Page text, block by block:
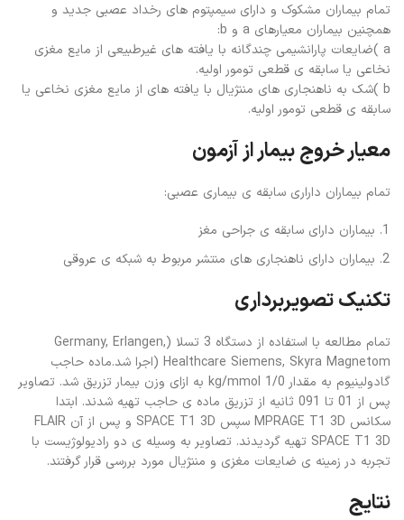
تمام بیماران مشکوک و دارای سیمپتوم های رخداد عصبی جدید و
همچنین بیماران معیارهای a و b:
a )ضایعات پارانشیمی چندگانه با یافته های غیرطبیعی از مایع مغزی
نخاعی یا سابقه ی قطعی تومور اولیه.
b )شک به ناهنجاری های مننژیال با یافته های از مایع مغزی نخاعی یا
سابقه ی قطعی تومور اولیه.
معیار خروج بیمار از آزمون
تمام بیماران داراری سابقه ی بیماری عصبی:
بیماران دارای سابقه ی جراحی مغز
بیماران دارای ناهنجاری های منتشر مربوط به شبکه ی عروقی
تکنیک تصویربرداری
تمام مطالعه با استفاده از دستگاه 3 تسلا (Germany, Erlangen,
Healthcare Siemens, Skyra Magnetom (اجرا شد.ماده حاجب
گادولینیوم به مقدار kg/mmol 1/0 به ازای وزن بیمار تزریق شد. تصاویر
پس از 01 تا 091 ثانیه از تزریق ماده ی حاجب تهیه شدند. ابتدا
سکانس MPRAGE T1 3D سپس SPACE T1 3D و پس از آن FLAIR
SPACE T1 3D تهیه گردیدند. تصاویر به وسیله ی دو رادیولوژیست با
تجربه در زمینه ی ضایعات مغزی و مننژیال مورد بررسی قرار گرفتند.
نتایج